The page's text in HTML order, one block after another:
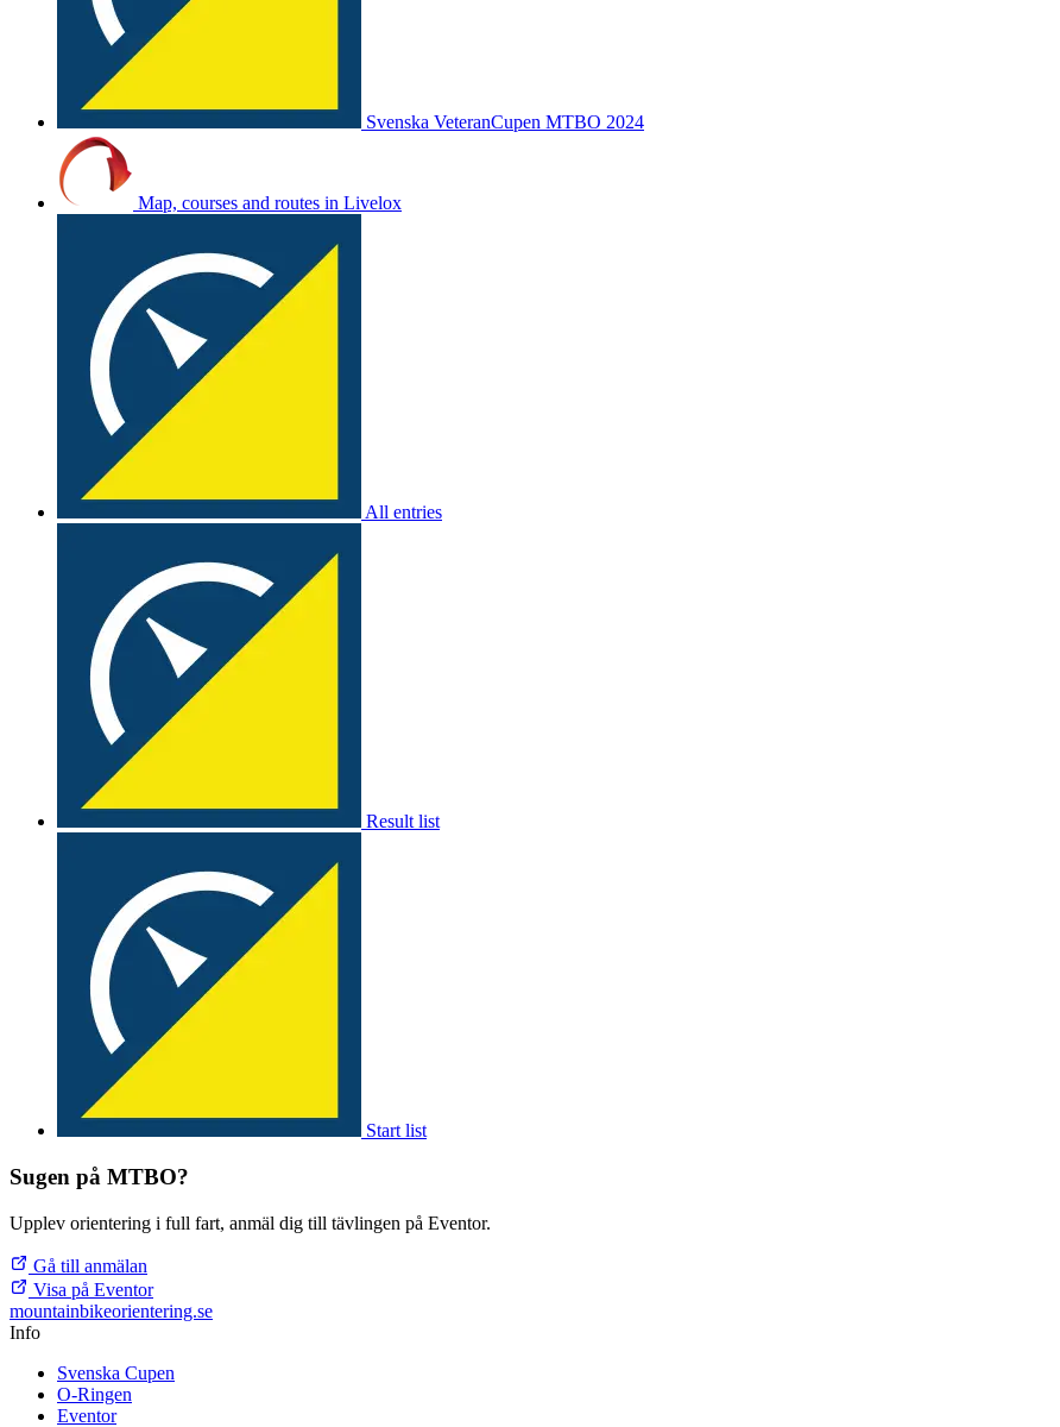
Svenska VeteranCupen MTBO 2024
Map, courses and routes in Livelox
All entries
Result list
Start list
Sugen på MTBO?
Upplev orientering i full fart, anmäl dig till tävlingen på Eventor.
Gå till anmälan
Visa på Eventor
mountainbikeorientering.se
Info
Svenska Cupen
O-Ringen
Eventor